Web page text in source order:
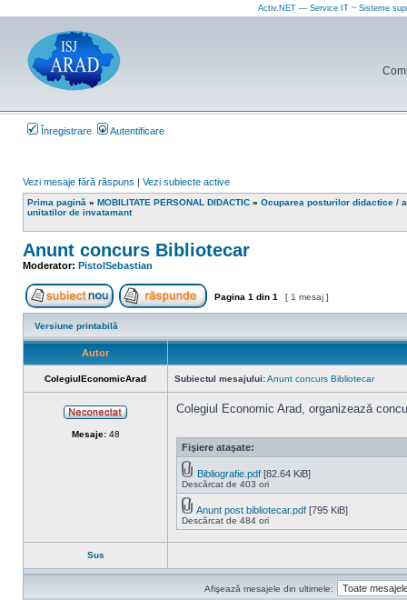
Activ.NET — Service IT ~ Sisteme
Înregistrare Autentificare
Vezi mesaje fără răspuns | Vezi subiecte active
Prima pagină » MOBILITATE PERSONAL DIDACTIC » Ocuparea posturilor didactice /
unitatilor de invatamant
Anunt concurs Bibliotecar
Moderator: PistolSebastian
Scrie un subiect nou Răspunde la subiect
Pagina 1 din 1 [ 1 mesaj ]
Versiune printabilă
Autor
ColegiulEconomicArad Subiectul mesajului:Anunt concurs Bibliotecar
Mesaje:48
Colegiul Economic Arad, organizează
Fişiere ataşate:
Bibliografie.pdf [82.64 KiB]
Descărcat de 403 ori
Anunt post bibliotecar.pdf [795 KiB]
Descărcat de 484 ori
Sus
Afişează mesajele din ultimele: